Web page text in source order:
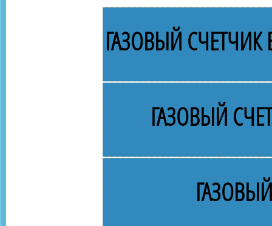
ГАЗОВЫЙ СЧЕТЧИК
ГАЗОВЫЙ